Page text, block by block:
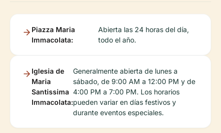
Piazza Maria
Immacolata:
Abierta las 24 horas del día,
todo el año.
Iglesia de
Maria
Santissima
Immacolata:
Generalmente abierta de lunes a
sábado, de 9:00 AM a 12:00 PM y de
4:00 PM a 7:00 PM. Los horarios
pueden variar en días festivos y
durante eventos especiales.